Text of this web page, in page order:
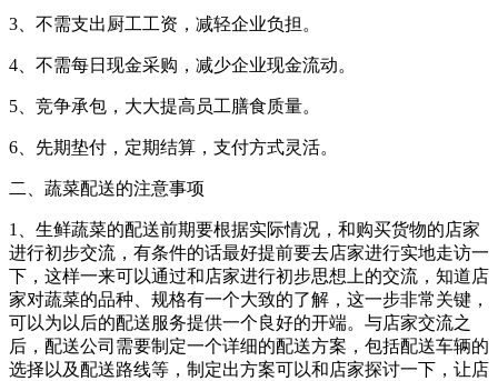
3、不需支出厨工工资，减轻企业负担。
4、不需每日现金采购，减少企业现金流动。
5、竞争承包，大大提高员工膳食质量。
6、先期垫付，定期结算，支付方式灵活。
二、蔬菜配送的注意事项
1、生鲜蔬菜的配送前期要根据实际情况，和购买货物的店家
进行初步交流，有条件的话最好提前要去店家进行实地走访一
下，这样一来可以通过和店家进行初步思想上的交流，知道店
家对蔬菜的品种、规格有一个大致的了解，这一步非常关键，
可以为以后的配送服务提供一个良好的开端。与店家交流之
后，配送公司需要制定一个详细的配送方案，包括配送车辆的
选择以及配送路线等，制定出方案可以和店家探讨一下，让店